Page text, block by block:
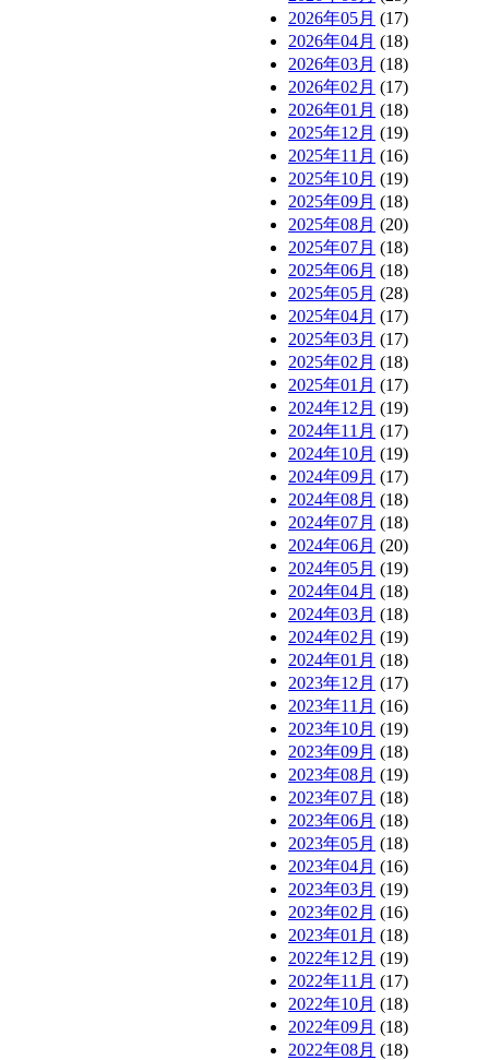
2026年05月 (17)
2026年04月 (18)
2026年03月 (18)
2026年02月 (17)
2026年01月 (18)
2025年12月 (19)
2025年11月 (16)
2025年10月 (19)
2025年09月 (18)
2025年08月 (20)
2025年07月 (18)
2025年06月 (18)
2025年05月 (28)
2025年04月 (17)
2025年03月 (17)
2025年02月 (18)
2025年01月 (17)
2024年12月 (19)
2024年11月 (17)
2024年10月 (19)
2024年09月 (17)
2024年08月 (18)
2024年07月 (18)
2024年06月 (20)
2024年05月 (19)
2024年04月 (18)
2024年03月 (18)
2024年02月 (19)
2024年01月 (18)
2023年12月 (17)
2023年11月 (16)
2023年10月 (19)
2023年09月 (18)
2023年08月 (19)
2023年07月 (18)
2023年06月 (18)
2023年05月 (18)
2023年04月 (16)
2023年03月 (19)
2023年02月 (16)
2023年01月 (18)
2022年12月 (19)
2022年11月 (17)
2022年10月 (18)
2022年09月 (18)
2022年08月 (18)